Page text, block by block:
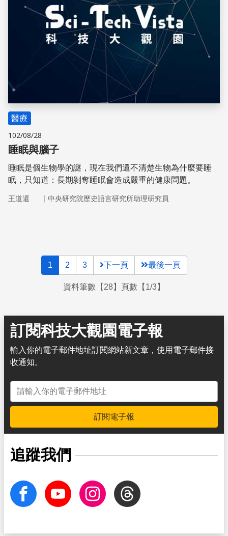
醫療
102/08/28
睡眠與腦子
睡眠是個生物學的謎，現在我們還不清楚生物為什麼要睡
眠，只知道：長期剝奪睡眠會造成嚴重的健康問題。
王道還 ｜ 中央研究院歷史語言研究所助理研究員
1 2 3 下一頁 最後一頁
資料筆數【28】頁數【1/3】
訂閱科技大觀園電子報
輸入你的電子郵件地址訂閱網站新文章，使用電子郵件接
收通知。
電子郵件地址
訂閱電子報
追蹤我們
facebook Youtube InstagramThreads